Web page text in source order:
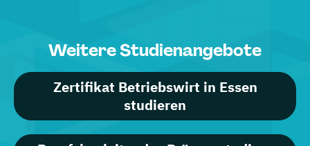
Weitere Studienangebote
Zertifikat Betriebswirt in Essen
studieren